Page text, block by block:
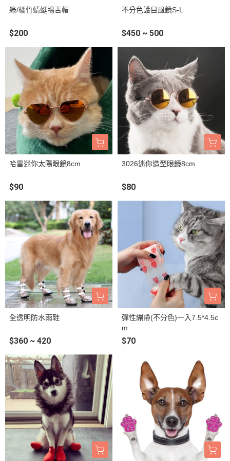
綠/橘竹蜻蜓鴨舌帽
$200
不分色護目風鏡S-L
$450 ~ 500
哈雷迷你太陽眼鏡8cm
$90
3026迷你造型眼鏡8cm
$80
全透明防水雨鞋
$360 ~ 420
彈性繃帶(不分色)一入7.5*4.5c
m
$70